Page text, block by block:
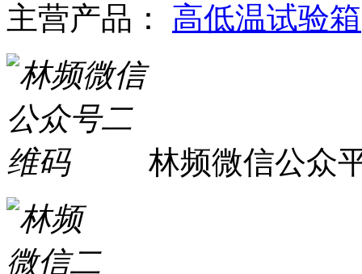
主营产品： 高低温试验箱
林频微信公众